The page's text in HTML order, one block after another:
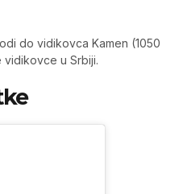
do vidikovca Kamen (1050
vidikovce u Srbiji.